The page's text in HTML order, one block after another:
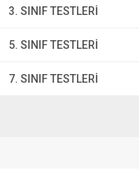
3. SINIF TESTLERI
5. SINIF TESTLERI
7. SINIF TESTLERI